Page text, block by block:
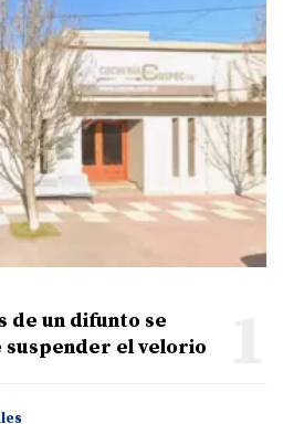
de un difunto se
suspender el velorio